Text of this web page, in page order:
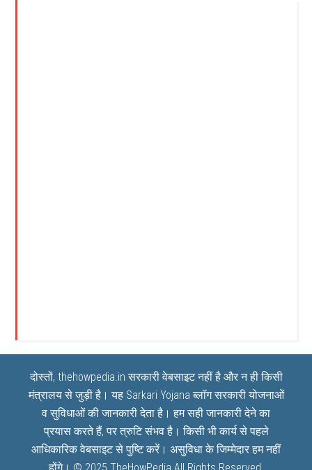
दोस्तों, thehowpedia.in सरकारी वेबसाइट नहीं है और न ही किसी
मंत्रालय से जुड़ी है। यह Sarkari Yojana ब्लॉग सरकारी योजनाओं
व सुविधाओं की जानकारी देता है। हम सही जानकारी देने का
प्रयास करते हैं, पर त्रुटि संभव है। किसी भी कार्य से पहले
आधिकारिक वेबसाइट से पुष्टि करें। असुविधा के जिम्मेदार हम नहीं